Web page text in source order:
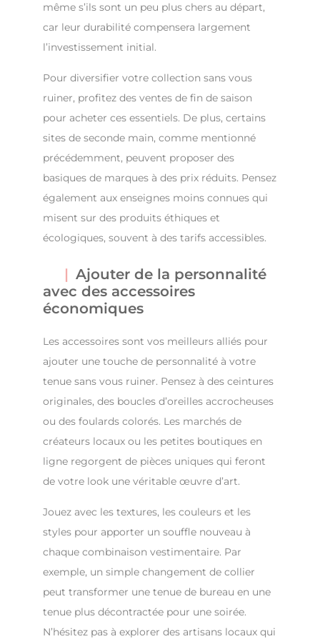
même s’ils sont un peu plus chers au départ,
car leur durabilité compensera largement
l’investissement initial.
Pour diversifier votre collection sans vous
ruiner, profitez des ventes de fin de saison
pour acheter ces essentiels. De plus, certains
sites de seconde main, comme mentionné
précédemment, peuvent proposer des
basiques de marques à des prix réduits. Pensez
également aux enseignes moins connues qui
misent sur des produits éthiques et
écologiques, souvent à des tarifs accessibles.
Ajouter de la personnalité
avec des accessoires
économiques
Les accessoires sont vos meilleurs alliés pour
ajouter une touche de personnalité à votre
tenue sans vous ruiner. Pensez à des ceintures
originales, des boucles d’oreilles accrocheuses
ou des foulards colorés. Les marchés de
créateurs locaux ou les petites boutiques en
ligne regorgent de pièces uniques qui feront
de votre look une véritable œuvre d’art.
Jouez avec les textures, les couleurs et les
styles pour apporter un souffle nouveau à
chaque combinaison vestimentaire. Par
exemple, un simple changement de collier
peut transformer une tenue de bureau en une
tenue plus décontractée pour une soirée.
N’hésitez pas à explorer des artisans locaux qui